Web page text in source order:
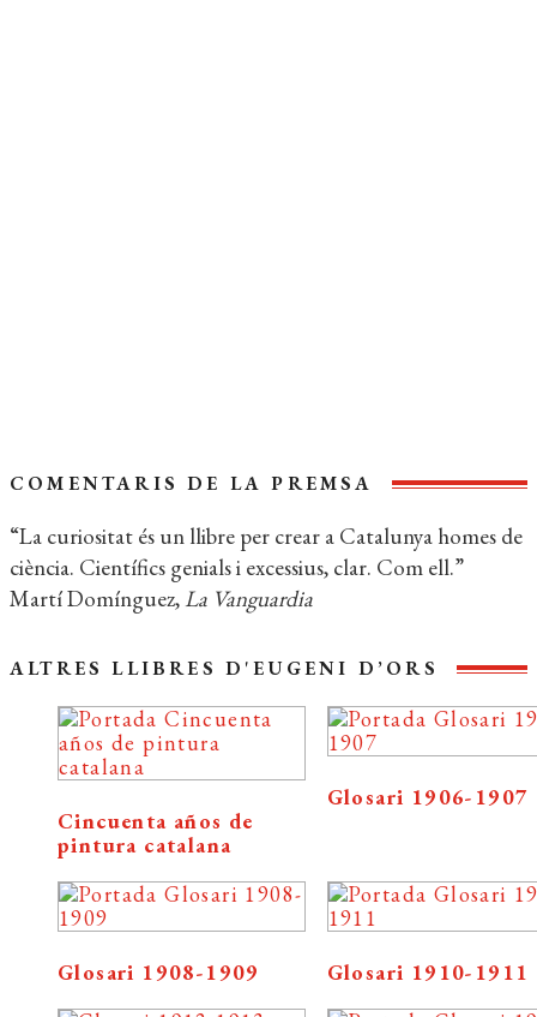
COMENTARIS DE LA PREMSA
“La curiositat és un llibre per crear a Catalunya homes de
ciència. Científics genials i excessius, clar. Com ell.”
Martí Domínguez,La Vanguardia
ALTRES LLIBRES D'EUGENI D’ORS
Cincuenta años de
pintura catalana
Glosari 1906-1907
Glosari 1908-1909 Glosari 1910-1911